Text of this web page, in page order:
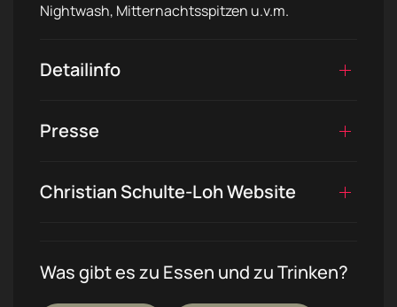
Nightwash, Mitternachtsspitzen u.v.m.
Detailinfo
Presse
Christian Schulte-Loh Website
Was gibt es zu Essen und zu Trinken?